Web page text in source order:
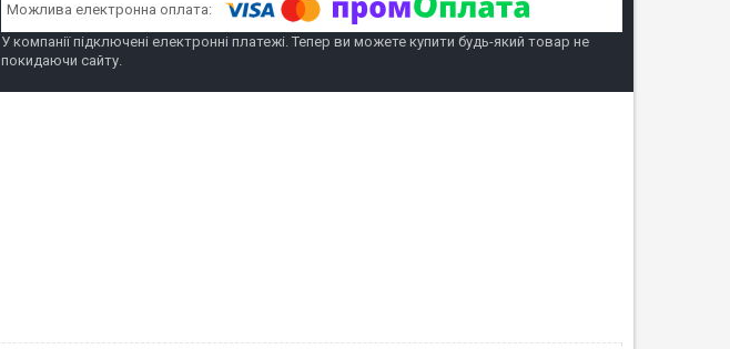
У компанії підключені електронні платежі. Тепер ви можете купити будь-який товар не
покидаючи сайту.